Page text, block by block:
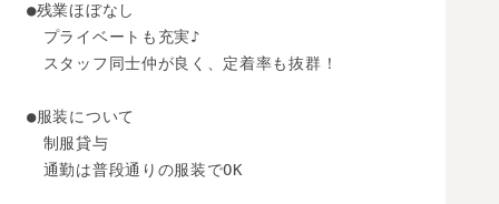
●残業ほぼなし
プライベートも充実♪
スタッフ同士仲が良く、定着率も抜群！
●服装について
制服貸与
通勤は普段通りの服装でOK